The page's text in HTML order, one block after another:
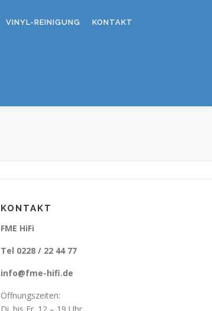
VINYL-REINIGUNG KONTAKT
KONTAKT
FME HiFi
Tel 0228 / 22 44 77
info@fme-hifi.de
Öffnungszeiten: